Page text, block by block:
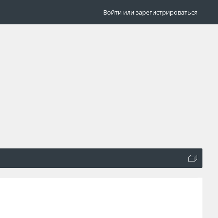
Войти или зарегистрироваться